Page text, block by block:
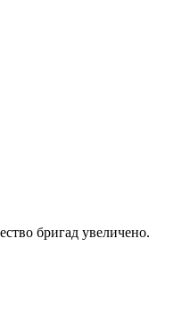
бригад увеличено.